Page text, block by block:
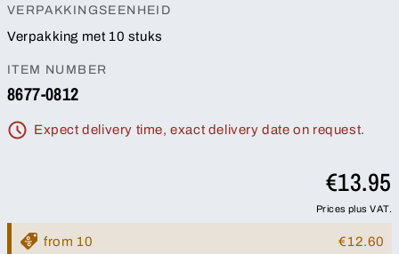
VERPAKKINGSEENHEID
Verpakking met 10 stuks
ITEM NUMBER
8677-0812
Expect delivery time, exact delivery date on request.
€13.95
Prices plus VAT.
from 10 €12.60